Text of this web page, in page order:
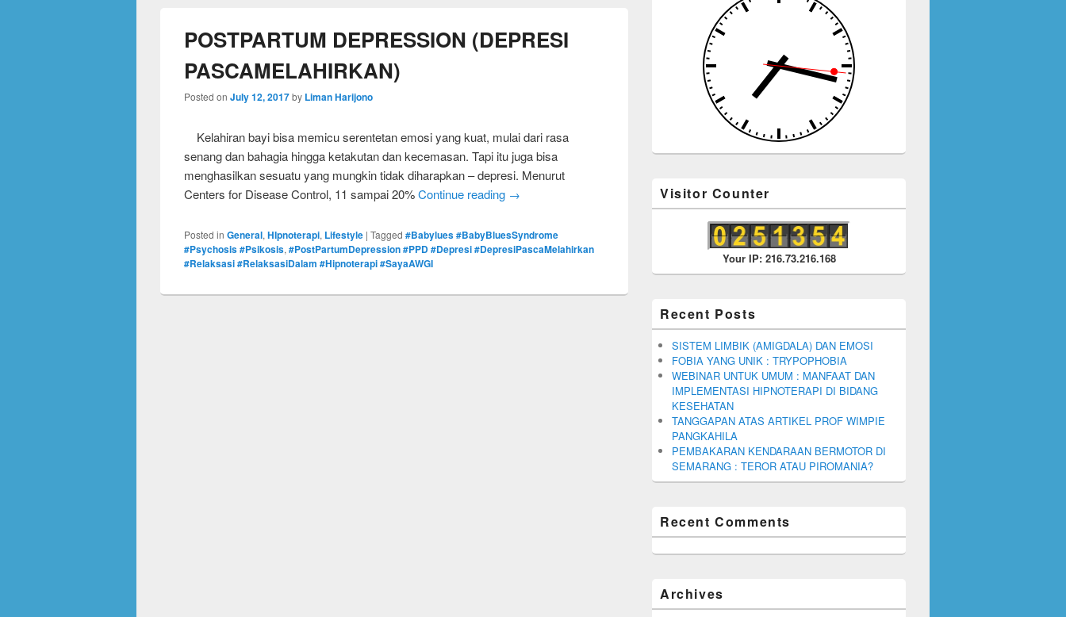
POSTPARTUM DEPRESSION (DEPRESI
PASCAMELAHIRKAN)
Posted on July 12, 2017by Liman Harijono
Kelahiran bayi bisa memicu serentetan emosi yang kuat, mulai dari rasa
senang dan bahagia hingga ketakutan dan kecemasan. Tapi itu juga bisa
menghasilkan sesuatu yang mungkin tidak diharapkan – depresi. Menurut
Centers for Disease Control, 11 sampai 20%Continue reading →
Posted in General, HIpnoterapi, Lifestyle | Tagged #Babylues #BabyBluesSyndrome
#Psychosis #Psikosis, #PostPartumDepression #PPD #Depresi #DepresiPascaMelahirkan
#Relaksasi #RelaksasiDalam #Hipnoterapi #SayaAWGI
Visitor Counter
Your IP: 216.73.216.168
Recent Posts
SISTEM LIMBIK (AMIGDALA) DAN EMOSI
FOBIA YANG UNIK : TRYPOPHOBIA
WEBINAR UNTUK UMUM : MANFAAT DAN
IMPLEMENTASI HIPNOTERAPI DI BIDANG
KESEHATAN
TANGGAPAN ATAS ARTIKEL PROF WIMPIE
PANGKAHILA
PEMBAKARAN KENDARAAN BERMOTOR DI
SEMARANG : TEROR ATAU PIROMANIA?
Recent Comments
Archives